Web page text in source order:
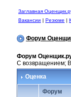
Заглавная
Вакансии | Резюме |
Форум
Форум
С возвращением;
Оценка
Форум